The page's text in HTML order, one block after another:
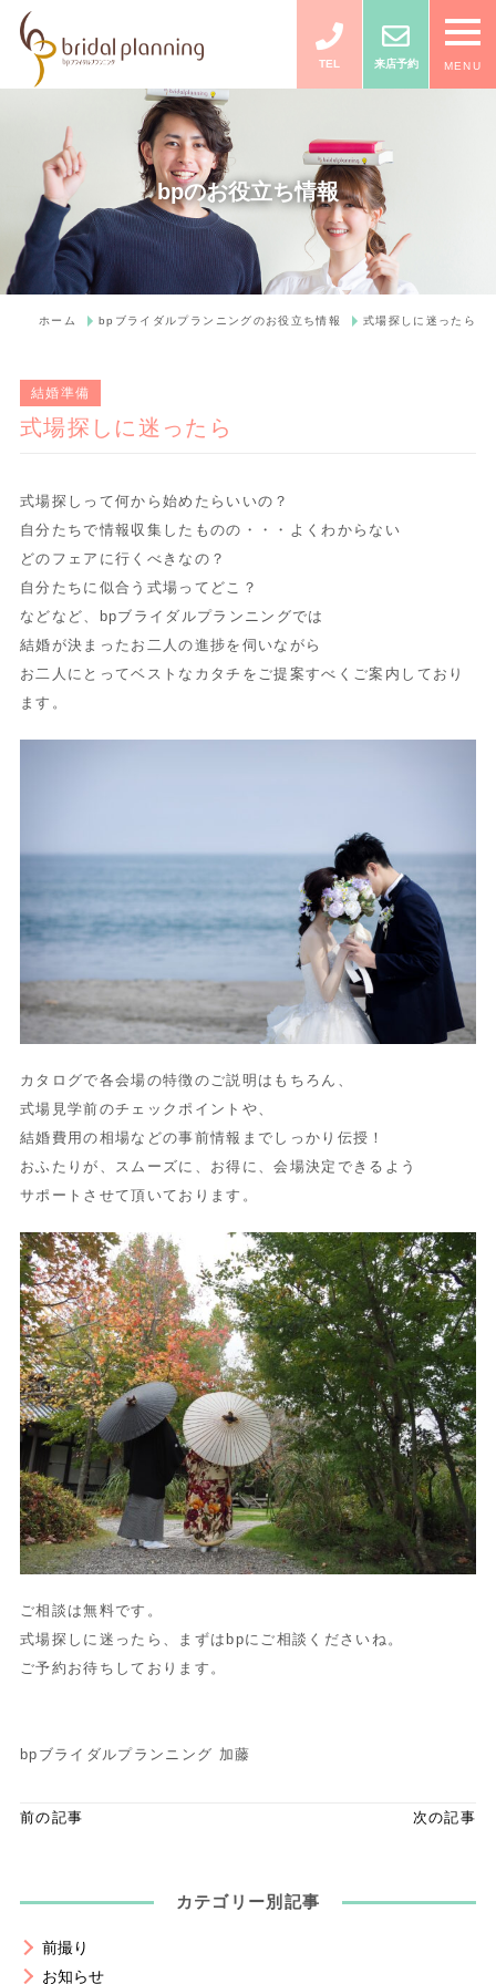
TEL 来店予約 MENU
bpのお役立ち情報
ホーム bpブライダルプランニングのお役立ち情報 式場探しに迷ったら
結婚準備
式場探しに迷ったら
式場探しって何から始めたらいいの？
自分たちで情報収集したものの・・・よくわからない
どのフェアに行くべきなの？
自分たちに似合う式場ってどこ？
などなど、bpブライダルプランニングでは
結婚が決まったお二人の進捗を伺いながら
お二人にとってベストなカタチをご提案すべくご案内しており
ます。
カタログで各会場の特徴のご説明はもちろん、
式場見学前のチェックポイントや、
結婚費用の相場などの事前情報までしっかり伝授！
おふたりが、スムーズに、お得に、会場決定できるよう
サポートさせて頂いております。
ご相談は無料です。
式場探しに迷ったら、まずはbpにご相談くださいね。
ご予約お待ちしております。
bpブライダルプランニング 加藤
前の記事 次の記事
カテゴリー別記事
前撮り
お知らせ